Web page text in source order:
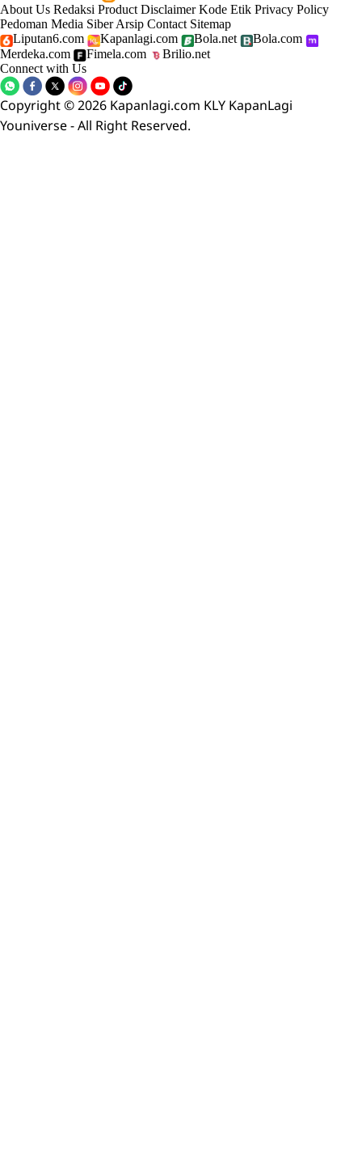
About Us Redaksi Product Disclaimer Kode Etik Privacy Policy
Pedoman Media Siber Arsip Contact Sitemap
Liputan6.com
Kapanlagi.com Bola.net
Bola.com
Merdeka.com
Fimela.com
Brilio.net
Connect with Us
Copyright © 2026 Kapanlagi.com KLY KapanLagi
Youniverse - All Right Reserved.